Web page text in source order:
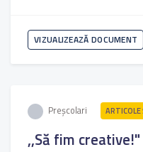
VIZUALIZEAZĂ DOCUMENT
Preșcolari
,,Să fim creative!"